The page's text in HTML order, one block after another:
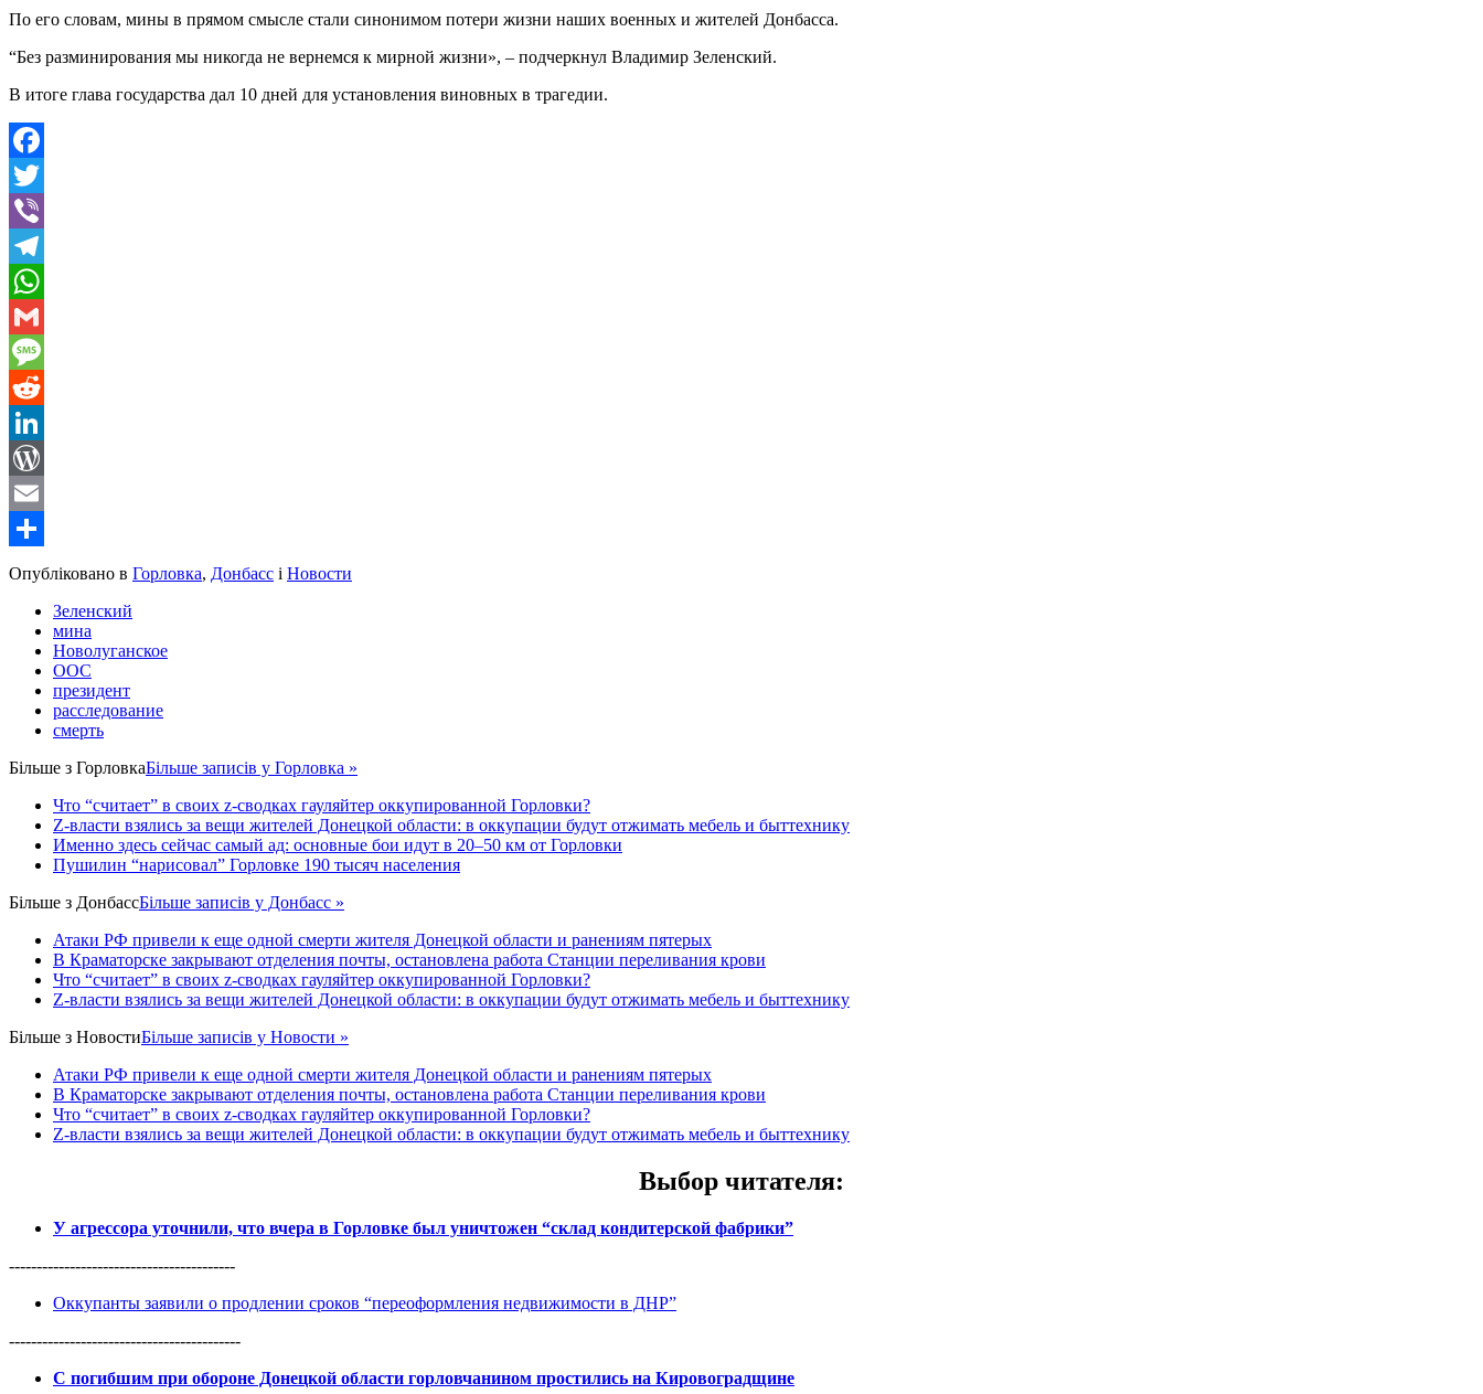
По его словам, мины в прямом смысле стали синонимом потери жизни наших военных и жителей Донбасса.
“Без разминирования мы никогда не вернемся к мирной жизни», – подчеркнул Владимир Зеленский.
В итоге глава государства дал 10 дней для установления виновных в трагедии.
Facebook
Twitter
Viber
Telegram
WhatsApp
Gmail
Message
Reddit
LinkedIn
WordPress
Email
Share
Опубліковано в Горловка, Донбасс і Новости
Зеленский
мина
Новолуганское
ООС
президент
расследование
смерть
Більше з ГорловкаБільше записів у Горловка »
Что “считает” в своих z-сводках гауляйтер оккупированной Горловки?
Z-власти взялись за вещи жителей Донецкой области: в оккупации будут отжимать мебель и быттехнику
Именно здесь сейчас самый ад: основные бои идут в 20–50 км от Горловки
Пушилин “нарисовал” Горловке 190 тысяч населения
Більше з ДонбассБільше записів у Донбасс »
Атаки РФ привели к еще одной смерти жителя Донецкой области и ранениям пятерых
В Краматорске закрывают отделения почты, остановлена работа Станции переливания крови
Что “считает” в своих z-сводках гауляйтер оккупированной Горловки?
Z-власти взялись за вещи жителей Донецкой области: в оккупации будут отжимать мебель и быттехнику
Більше з НовостиБільше записів у Новости »
Атаки РФ привели к еще одной смерти жителя Донецкой области и ранениям пятерых
В Краматорске закрывают отделения почты, остановлена работа Станции переливания крови
Что “считает” в своих z-сводках гауляйтер оккупированной Горловки?
Z-власти взялись за вещи жителей Донецкой области: в оккупации будут отжимать мебель и быттехнику
Выбор читателя:
У агрессора уточнили, что вчера в Горловке был уничтожен “склад кондитерской фабрики”
-----------------------------------------
Оккупанты заявили о продлении сроков “переоформления недвижимости в ДНР”
------------------------------------------
С погибшим при обороне Донецкой области горловчанином простились на Кировоградщине